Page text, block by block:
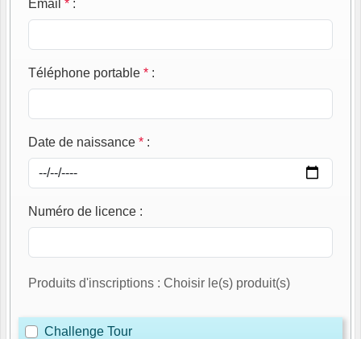
Email * :
Téléphone portable * :
Date de naissance * :
Numéro de licence :
Produits d'inscriptions : Choisir le(s) produit(s)
Challenge Tour